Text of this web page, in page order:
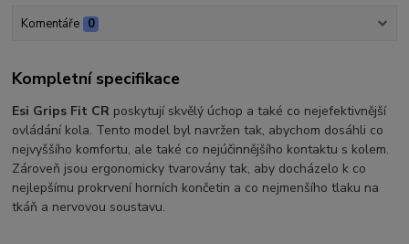
Komentáře 0
Kompletní specifikace
Esi Grips Fit CR poskytují skvělý úchop a také co nejefektivnější
ovládání kola. Tento model byl navržen tak, abychom dosáhli co
nejvyššího komfortu, ale také co nejúčinnějšího kontaktu s kolem.
Zároveň jsou ergonomicky tvarovány tak, aby docházelo k co
nejlepšímu prokrvení horních končetin a co nejmenšího tlaku na
tkáň a nervovou soustavu.